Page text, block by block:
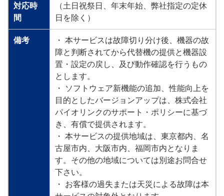
対応時
間
（土日祝祭日、年末年始、弊社指定の定休
日を除く）
備考
・ 本サービスは故障切り分け後、機器の故
障と判断されてから代替機の提供と機器設
置・設定の戻し、及び動作確認を行うもの
とします。
・ ソフトウェア新機能の追加、性能向上を
目的としたバージョンアップは、株式会社
パイオリンクのサポート・ポリシーに基づ
き、有償で提供されます。
・ 本サービスの提供地域は、東京都内、名
古屋市内、大阪市内、福岡市内となりま
す。その他の地域については別途お問合せ
下さい。
・ お客様の過失または天災による故障は本